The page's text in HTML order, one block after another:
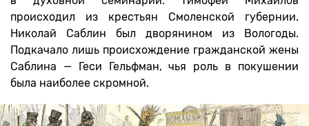
происходил из крестьян Смоленской губернии.
Николай Саблин был дворянином из Вологоды.
Подкачало лишь происхождение гражданской жены
Саблина — Геси Гельфман, чья роль в покушении
была наиболее скромной.